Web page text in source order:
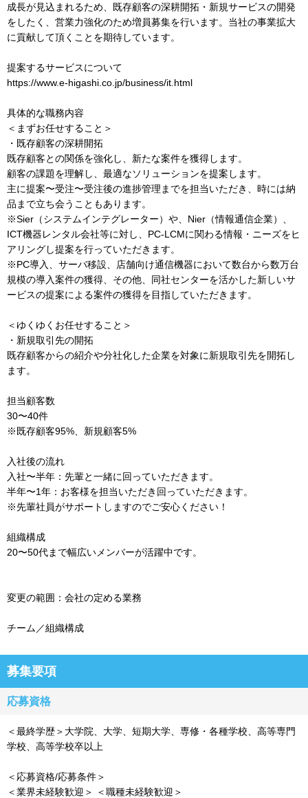
成長が見込まれるため、既存顧客の深耕開拓・新規サービスの開発
をしたく、営業力強化のため増員募集を行います。当社の事業拡大
に貢献して頂くことを期待しています。
提案するサービスについて
https://www.e-higashi.co.jp/business/it.html
具体的な職務内容
＜まずお任せすること＞
・既存顧客の深耕開拓
既存顧客との関係を強化し、新たな案件を獲得します。
顧客の課題を理解し、最適なソリューションを提案します。
主に提案〜受注〜受注後の進捗管理までを担当いただき、時には納
品まで立ち会うこともあります。
※Sier（システムインテグレーター）や、Nier（情報通信企業）、
ICT機器レンタル会社等に対し、PC-LCMに関わる情報・ニーズをヒ
アリングし提案を行っていただきます。
※PC導入、サーバ移設、店舗向け通信機器において数台から数万台
規模の導入案件の獲得、その他、同社センターを活かした新しいサ
ービスの提案による案件の獲得を目指していただきます。
＜ゆくゆくお任せすること＞
・新規取引先の開拓
既存顧客からの紹介や分社化した企業を対象に新規取引先を開拓し
ます。
担当顧客数
30〜40件
※既存顧客95%、新規顧客5%
入社後の流れ
入社〜半年：先輩と一緒に回っていただきます。
半年〜1年：お客様を担当いただき回っていただきます。
※先輩社員がサポートしますのでご安心ください！
組織構成
20〜50代まで幅広いメンバーが活躍中です。
変更の範囲：会社の定める業務
チーム／組織構成
募集要項
応募資格
＜最終学歴＞大学院、大学、短期大学、専修・各種学校、高等専門
学校、高等学校卒以上
＜応募資格/応募条件＞
＜業界未経験歓迎＞ ＜職種未経験歓迎＞